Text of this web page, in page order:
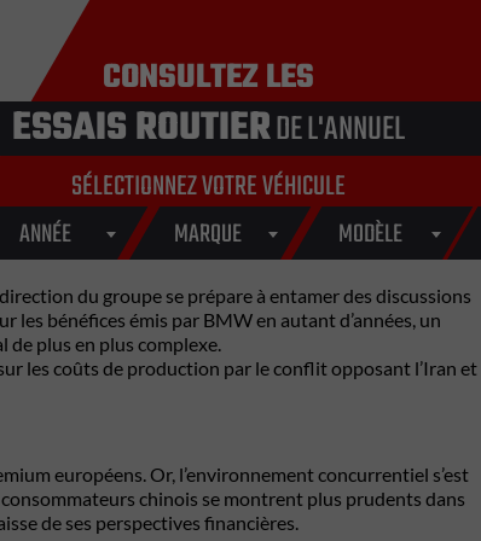
CONSULTEZ LES
ESSAIS ROUTIERDE L'ANNUEL
SÉLECTIONNEZ VOTRE VÉHICULE
ANNÉE MARQUE MODÈLE
du groupe se prépare à entamer des discussions
les bénéfices émis par BMW en autant d’années, un
plus en plus complexe.
les coûts de production par le conflit opposant l’Iran et
européens. Or, l’environnement concurrentiel s’est
chinois se montrent plus prudents dans
de ses perspectives financières.